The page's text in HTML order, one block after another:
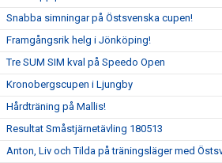
Snabba simningar på Östsvenska cupen!
Framgångsrik helg i Jönköping!
Tre SUM SIM kval på Speedo Open
Kronobergscupen i Ljungby
Hårdträning på Mallis!
Resultat Småstjärnetävling 180513
Anton, Liv och Tilda på träningsläger med